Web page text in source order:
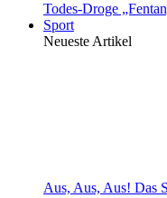
Todes-Droge
Sport
Neueste Artikel
Aus, Aus, Aus! Das